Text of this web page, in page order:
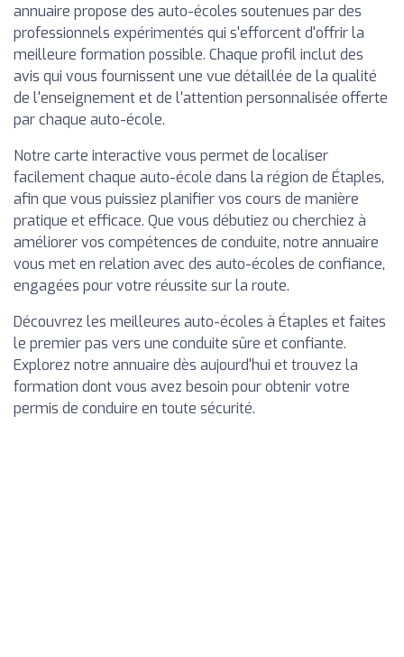
annuaire propose des auto-écoles soutenues par des
professionnels expérimentés qui s'efforcent d'offrir la
meilleure formation possible. Chaque profil inclut des
avis qui vous fournissent une vue détaillée de la qualité
de l'enseignement et de l'attention personnalisée offerte
par chaque auto-école.
Notre carte interactive vous permet de localiser
facilement chaque auto-école dans la région de Étaples,
afin que vous puissiez planifier vos cours de manière
pratique et efficace. Que vous débutiez ou cherchiez à
améliorer vos compétences de conduite, notre annuaire
vous met en relation avec des auto-écoles de confiance,
engagées pour votre réussite sur la route.
Découvrez les meilleures auto-écoles à Étaples et faites
le premier pas vers une conduite sûre et confiante.
Explorez notre annuaire dès aujourd'hui et trouvez la
formation dont vous avez besoin pour obtenir votre
permis de conduire en toute sécurité.